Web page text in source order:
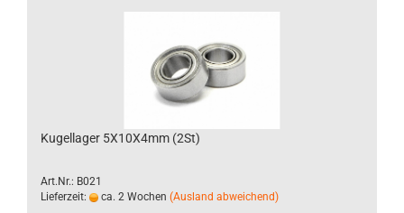
Kugellager 5X10X4mm (2St)
Art.Nr.: B021
Lieferzeit:
ca. 2 Wochen (Ausland abweichend)